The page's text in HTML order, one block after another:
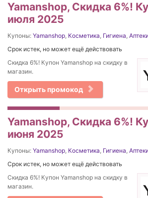
Yamanshop, Скидка 6%!
июля 2025
Купоны: Yamanshop, Косметика, Гигиена,
Срок истек, но может ещё действовать
Скидка 6%! Купон Yamanshop на скидку в
магазин.
Открыть промокод
Yamanshop, Скидка 6%!
июня 2025
Купоны: Yamanshop, Косметика, Гигиена,
Срок истек, но может ещё действовать
Скидка 6%! Купон Yamanshop на скидку в
магазин.